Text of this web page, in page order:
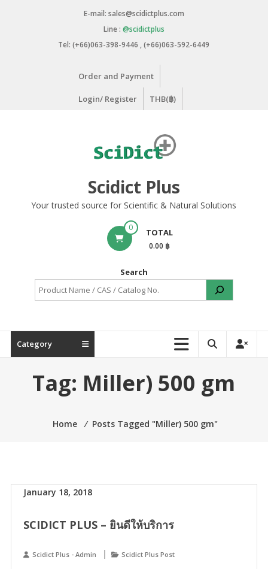
E-mail: sales@scidictplus.com
Line : @scidictplus
Tel: (+66)063-398-9446 , (+66)063-592-6449
Order and Payment
Login/ Register THB(฿)
Scidict Plus
Your trusted source for Scientific & Natural Solutions
0 TOTAL
0.00 ฿
Search
Category
Tag: Miller) 500 gm
Home ⁄ Posts Tagged "Miller) 500 gm"
January 18, 2018
SCIDICT PLUS – ยินดีให้บริการ
Scidict Plus - Admin Scidict Plus Post